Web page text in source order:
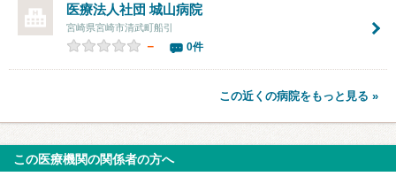
医療法人社団城山病院
宮崎県宮崎市清武町船引
－ 0件
この近くの病院をもっと見る »
この医療機関の関係者の方へ